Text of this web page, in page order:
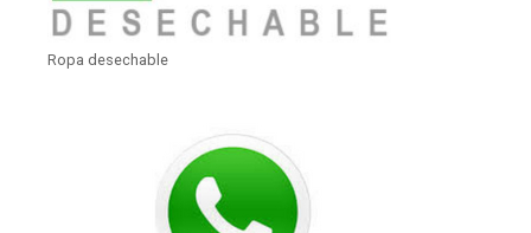
Ropa desechable